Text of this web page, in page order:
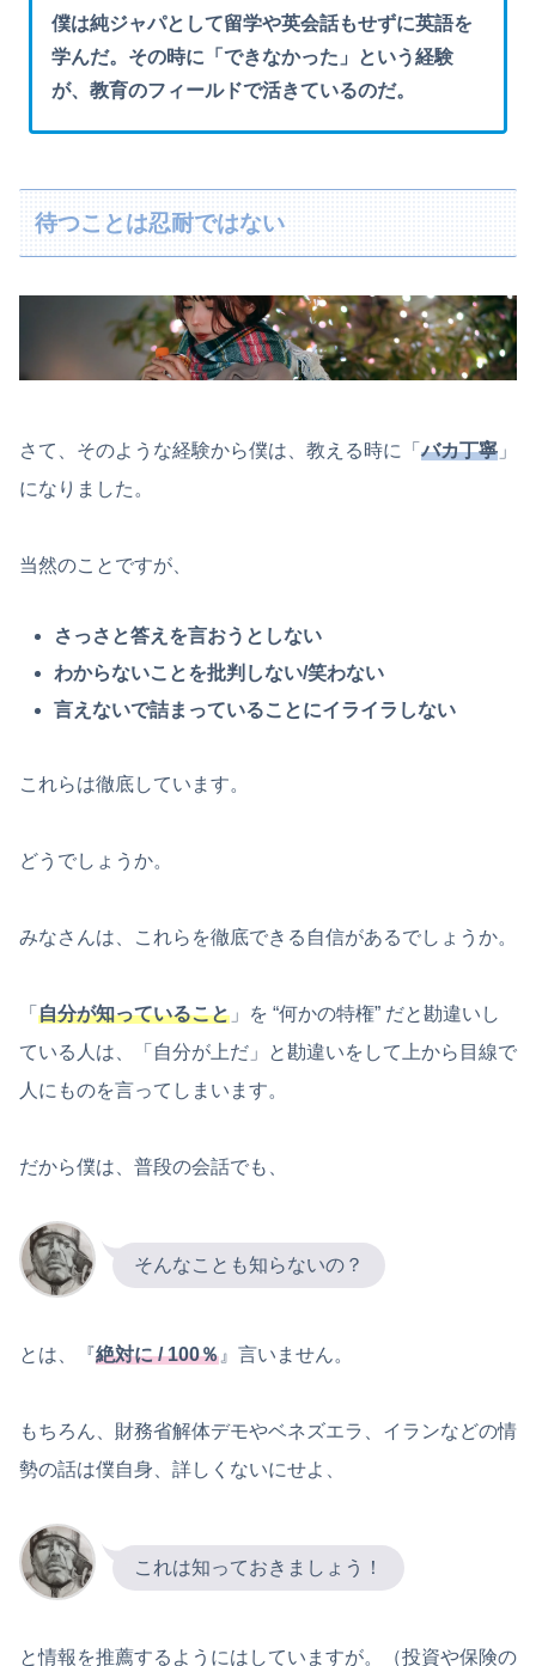
僕は純ジャパとして留学や英会話もせずに英語を
学んだ。その時に「できなかった」という経験
が、教育のフィールドで活きているのだ。
待つことは忍耐ではない
さて、そのような経験から僕は、教える時に「バカ丁寧 」
になりました。
当然のことですが、
さっさと答えを言おうとしない
わからないことを批判しない/笑わない
言えないで詰まっていることにイライラしない
これらは徹底しています。
どうでしょうか。
みなさんは、これらを徹底できる自信があるでしょうか。
「 自分が知っていること 」を “何かの特権” だと勘違いし
ている人は、「自分が上だ」と勘違いをして上から目線で
人にものを言ってしまいます。
だから僕は、普段の会話でも、
そんなことも知らないの？
とは、『絶対に / 100％ 』言いません。
もちろん、財務省解体デモやベネズエラ、イランなどの情
勢の話は僕自身、詳しくないにせよ、
これは知っておきましょう！
と情報を推薦するようにはしていますが。（投資や保険の